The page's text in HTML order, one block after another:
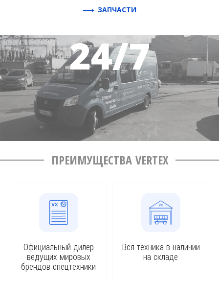
ЗАПЧАСТИ
ПРЕИМУЩЕСТВА VERTEX
Официальный дилер
ведущих мировых
брендов спецтехники
Вся техника в наличии
на складе